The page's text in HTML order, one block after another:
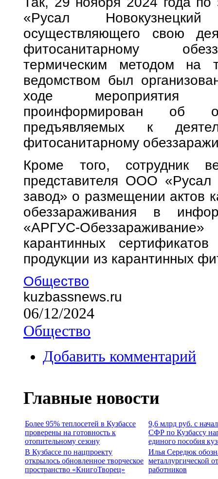
«Русал
осуществляющего свою
фитосанитарному
термическим методом на
ведомством был
ходе мероприятия
проинформирован об
предъявляемых к
фитосанитарному
Кроме того, сотрудник
представителя ООО «Русал
завод» о размещении актов
обеззараживания в
«АРГУС-
карантинных
продукции из карантинных
Общество
kuzbassnews.ru
06/12/2024
Общество
Добавить комментарий
Главные новости
Более 95% теплосетей в Кузбассе
проверены на готовность к
отопительному сезону
9,6 млрд руб. с
СФР по Кузбассу
единого пособия
В Кузбассе по нацпроекту
открылось обновленное творческое
пространство «КнигоТворец»
Илья Середюк
металлургической
работников